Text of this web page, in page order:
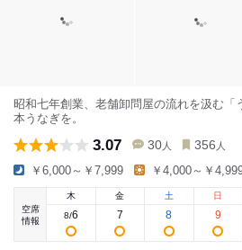
昭和七年創業、老舗卸問屋の流れを汲む「
本うなぎを。
3.07 30 人 356 人
￥6,000～￥7,999 ￥4,000～￥
空席
情報
木
8/6
金
7
土
8
日
9